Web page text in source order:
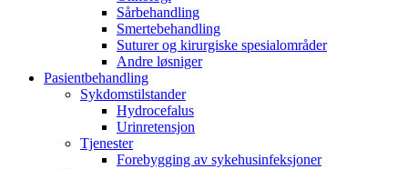
I dialog med B. Braun. Ta kontakt ​med oss.​
Sårbehandling
Smertebehandling
Suturer og kirurgiske spesialområder
Andre løsniger
Pasientbehandling
Sykdomstilstander
Hydrocefalus
Urinretensjon
Tjenester
Forebygging av sykehusinfeksjoner